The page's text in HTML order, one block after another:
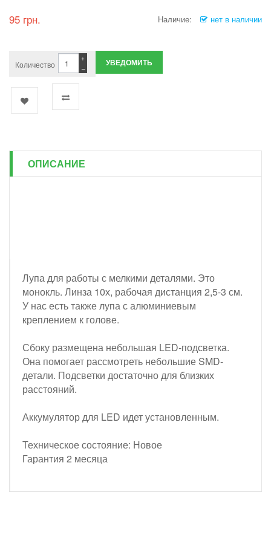
95 грн. Наличие: нет в наличии
Количество −
+ УВЕДОМИТЬ
ОПИСАНИЕ
Лупа для работы с мелкими деталями. Это
монокль. Линза 10х, рабочая дистанция 2,5-3 см.
У нас есть также лупа с алюминиевым
креплением к голове.
Сбоку размещена небольшая LED-подсветка.
Она помогает рассмотреть небольшие SMD-
детали. Подсветки достаточно для близких
расстояний.
Аккумулятор для LED идет установленным.
Техническое состояние: Новое
Гарантия 2 месяца